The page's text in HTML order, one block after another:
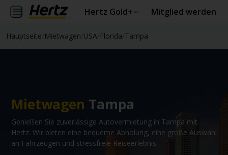
Hertz Gold+ Mitglied werden
Hauptseite Mietwagen USA Florida Tampa
Mietwagen Tampa
Genießen Sie zuverlässige Autovermietung in Tampa mit
Hertz. Wir bieten eine bequeme Abholung, eine große Auswahl
an Fahrzeugen und stressfreie Reiseerlebnis.